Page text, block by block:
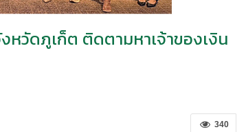
วัดภูเก็ต ติดตามหาเจ้าของเงิน
340